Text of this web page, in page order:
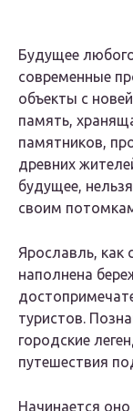
Будущее
современные
объекты с
память,
памятников,
древних
будущее,
своим
Ярославль, как
наполнена
туристов.
городские
путешествия
Начинается